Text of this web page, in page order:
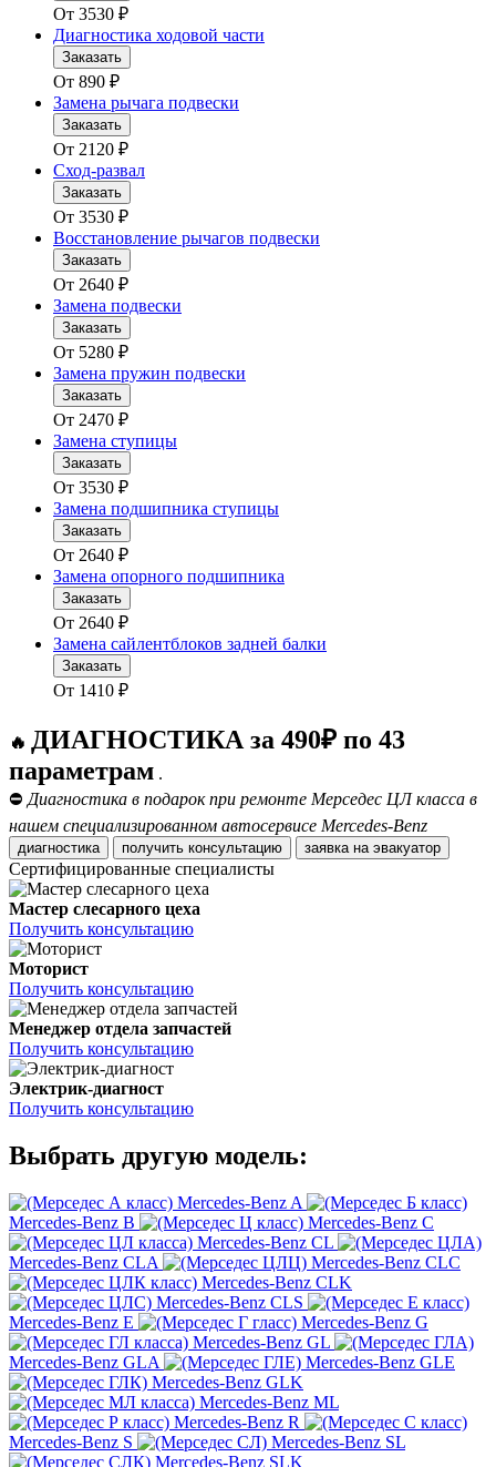
От 3530 ₽
Диагностика ходовой части
Заказать
От 890 ₽
Замена рычага подвески
Заказать
От 2120 ₽
Сход-развал
Заказать
От 3530 ₽
Восстановление рычагов подвески
Заказать
От 2640 ₽
Замена подвески
Заказать
От 5280 ₽
Замена пружин подвески
Заказать
От 2470 ₽
Замена ступицы
Заказать
От 3530 ₽
Замена подшипника ступицы
Заказать
От 2640 ₽
Замена опорного подшипника
Заказать
От 2640 ₽
Замена сайлентблоков задней балки
Заказать
От 1410 ₽
🔥 ДИАГНОСТИКА за 490₽ по 43
параметрам .
⛔ Диагностика в подарок при ремонте Мерседес ЦЛ класса в
нашем специализированном автосервисе Mercedes-Benz
диагностика получить консультацию заявка на эвакуатор
Сертифицированные специалисты
Мастер слесарного цеха
Получить консультацию
Моторист
Получить консультацию
Менеджер отдела запчастей
Получить консультацию
Электрик-диагност
Получить консультацию
Выбрать другую модель:
Mercedes-Benz A
Mercedes-Benz B
Mercedes-Benz C
Mercedes-Benz CL
Mercedes-Benz CLA
Mercedes-Benz CLC
Mercedes-Benz CLK
Mercedes-Benz CLS
Mercedes-Benz E
Mercedes-Benz G
Mercedes-Benz GL
Mercedes-Benz GLA
Mercedes-Benz GLE
Mercedes-Benz GLK
Mercedes-Benz ML
Mercedes-Benz R
Mercedes-Benz S
Mercedes-Benz SL
Mercedes-Benz SLK